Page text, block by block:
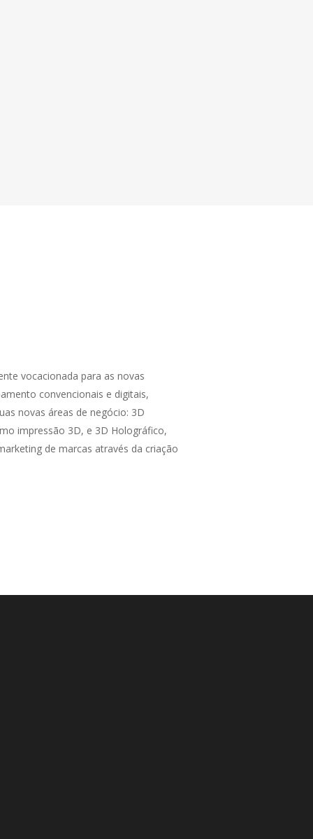
vocacionada para as novas
convencionais e digitais,
novas áreas de negócio: 3D
impressão 3D, e 3D Holográfico,
de marcas através da criação